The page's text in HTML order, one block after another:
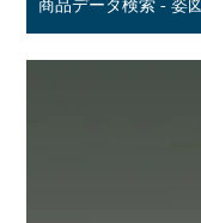
商品データ検索 - 姿